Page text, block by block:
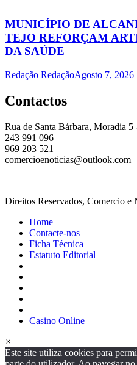
MUNICÍPIO DE
TEJO REFORÇAM
DA SAÚDE
Redação RedaçãoAgosto 7, 2026
Contactos
Rua de Santa Bárbara, Moradia
243 991 096
969 203 521
comercioenoticias@outlook.com
Direitos Reservados, Comercio
Home
Contacte-nos
Ficha Técnica
Estatuto Editorial
Casino Online
×
Este site utiliza cookies para